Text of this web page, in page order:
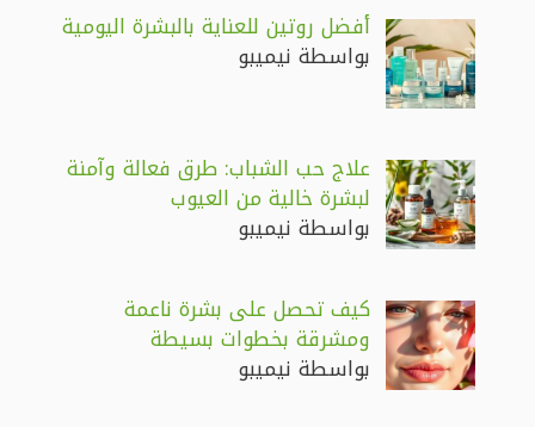
أفضل روتين للعناية بالبشرة اليومية
بواسطة نيميبو
علاج حب الشباب: طرق فعالة وآمنة
لبشرة خالية من العيوب
بواسطة نيميبو
كيف تحصل على بشرة ناعمة
ومشرقة بخطوات بسيطة
بواسطة نيميبو